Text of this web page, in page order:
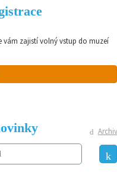
vám zajistí volný vstup do muzeí
Archiv